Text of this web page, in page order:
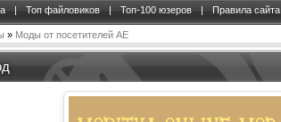
| Топ файловиков | Топ-100 юзеров | Правила сайта
» Моды от посетителей АЕ